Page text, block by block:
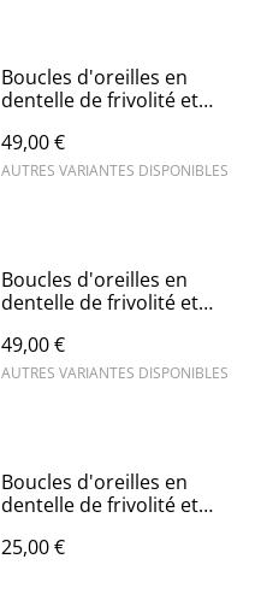
Boucles d'oreilles en
dentelle de frivolité et
49,00 €
AUTRES VARIANTES DISPONIBLES
Boucles d'oreilles en
dentelle de frivolité et
49,00 €
AUTRES VARIANTES DISPONIBLES
Boucles d'oreilles en
dentelle de frivolité et
25,00 €